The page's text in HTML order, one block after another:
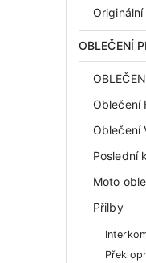
OBLEČENÍ
Oblečení
Oblečení
Poslední
Moto
Přilby